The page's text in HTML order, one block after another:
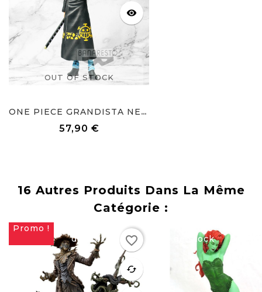
OUT OF STOCK
visibility
ONE PIECE GRANDISTA NERO...
57,90 €
16 Autres Produits Dans La Même
Catégorie :
Promo !
de stock
favorite
cached
favorite_border
Rupture
de stock